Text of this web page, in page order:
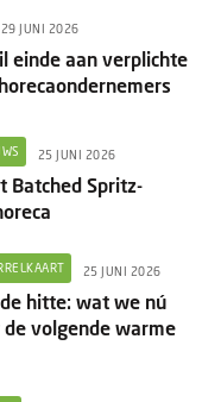
29 JUNI 2026
einde aan verplichte
25 JUNI 2026
Batched Spritz-
25 JUNI 2026
hitte: wat we nú
volgende warme